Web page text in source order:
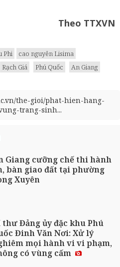
Theo TTXVN
Phi
cao nguyên Lisima
Rạch Giá Phú Quốc
An Giang
the-gioi/phat-hien-hang-
trang-sinh...
Giang cưỡng chế thi hành
bàn giao đất tại phường
Xuyên
thư Đảng ủy đặc khu Phú
Đinh Văn Nơi: Xử lý
mọi hành vi vi phạm,
có vùng cấm